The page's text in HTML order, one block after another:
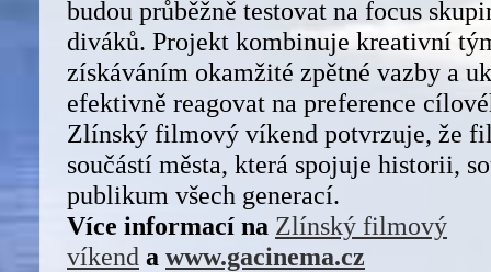
budou průběžně testovat na focus
diváků. Projekt kombinuje kreativní
získáváním okamžité zpětné vazby a
efektivně reagovat na preference
Zlínský filmový víkend potvrzuje, že
součástí města, která spojuje historii,
publikum všech generací.
Více informací na Zlínský filmový
víkend a www.gacinema.cz